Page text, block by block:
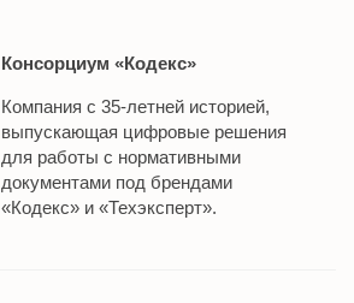
Консорциум «Кодекс»
Компания с 35-летней историей,
выпускающая цифровые решения
для работы с нормативными
документами под брендами
«Кодекс» и «Техэксперт».